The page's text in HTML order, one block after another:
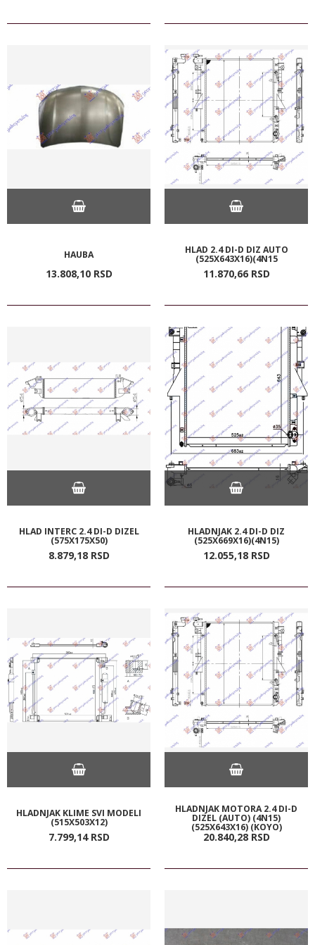
HAUBA
13.808,10 RSD
HLAD 2.4 DI-D DIZ AUTO
(525X643X16)(4N15
11.870,66 RSD
HLAD INTERC 2.4 DI-D DIZEL
(575X175X50)
8.879,18 RSD
HLADNJAK 2.4 DI-D DIZ
(525X669X16)(4N15)
12.055,18 RSD
HLADNJAK KLIME SVI MODELI
(515X503X12)
7.799,14 RSD
HLADNJAK MOTORA 2.4 DI-D
DIZEL (AUTO) (4N15)
(525X643X16) (KOYO)
20.840,28 RSD